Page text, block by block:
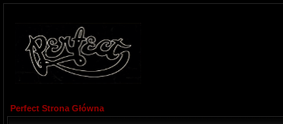
Perfect Strona Główna